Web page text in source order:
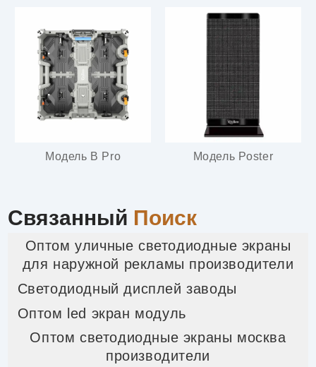
Модель B Pro Модель Poster
Связанный Поиск
Оптом уличные светодиодные экраны
для наружной рекламы производители
Светодиодный дисплей заводы
Оптом led экран модуль
Оптом светодиодные экраны москва
производители